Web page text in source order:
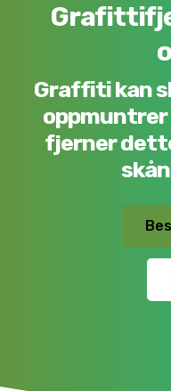
Graffiti kan
oppmuntrer
fjerner